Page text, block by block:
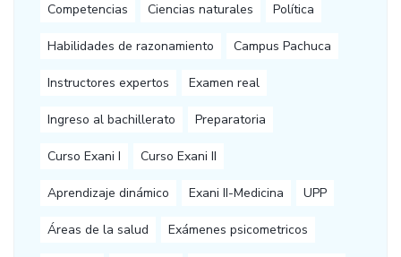
Competencias Ciencias naturales Política
Habilidades de razonamiento Campus Pachuca
Instructores expertos Examen real
Ingreso al bachillerato Preparatoria
Curso Exani I Curso Exani II
Aprendizaje dinámico Exani II-Medicina UPP
Áreas de la salud Exámenes psicometricos